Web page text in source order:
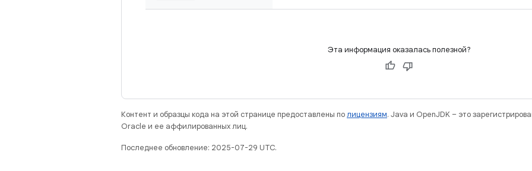
Эта информация оказалась полезной?
Контент и образцы кода на этой странице предоставлены полицензиям. Java и OpenJDK – это
Oracle и ее аффилированных лиц.
Последнее обновление: 2025-07-29 UTC.